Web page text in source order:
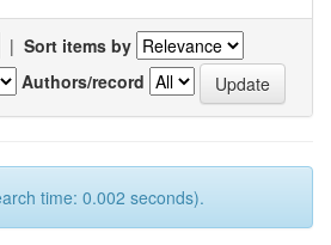
| Sort items by
Authors/record
time: 0.002 seconds).